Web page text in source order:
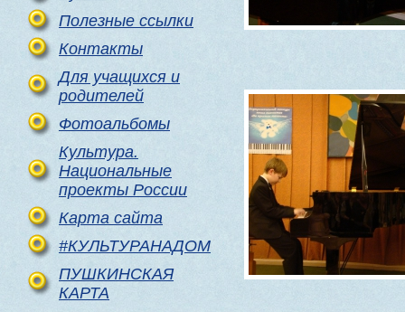
Полезные ссылки
Контакты
Для учащихся и
родителей
Фотоальбомы
Культура.
Национальные
проекты России
Карта сайта
#КУЛЬТУРАНАДОМ
ПУШКИНСКАЯ
КАРТА